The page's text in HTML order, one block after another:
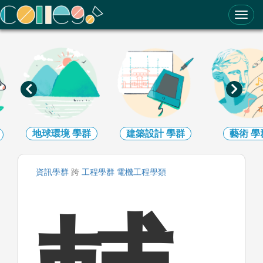
ColleGo! 大學選才與高中育才輔助系統
地球環境學群 建築設計學群 藝術 學
資訊學群 跨 工程學群 電機工程學類